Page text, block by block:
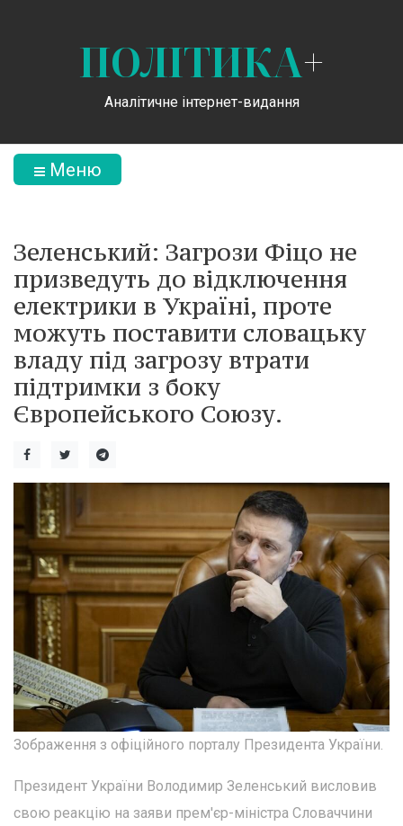
ПОЛІТИКА+
Аналітичне інтернет-видання
Меню
Зеленський: Загрози Фіцо не
призведуть до відключення
електрики в Україні, проте
можуть поставити словацьку
владу під загрозу втрати
підтримки з боку
Європейського Союзу.
Зображення з офіційного порталу Президента України.
Президент України Володимир Зеленський висловив
свою реакцію на заяви прем'єр-міністра Словаччини